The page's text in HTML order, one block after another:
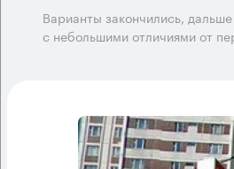
Варианты закончились,
с небольшими отличиями от